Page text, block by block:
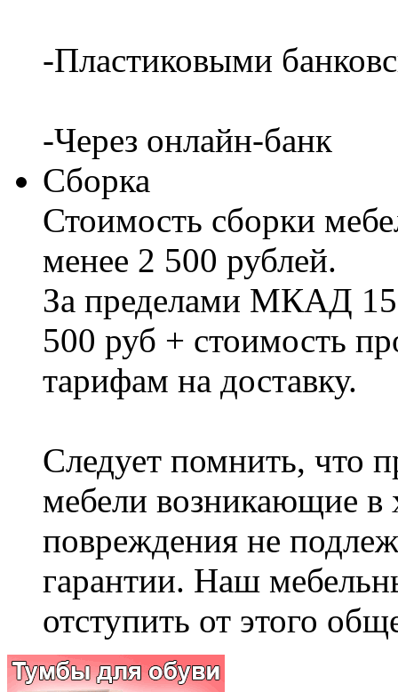
-Пластиковыми
-Через онлайн-банк
Сборка
Стоимость сборки
менее 2 500 рублей.
За пределами МКАД
500 руб + стоимость
тарифам на доставку.
Следует помнить, что
мебели возникающие в
повреждения не
гарантии. Наш
отступить от этого